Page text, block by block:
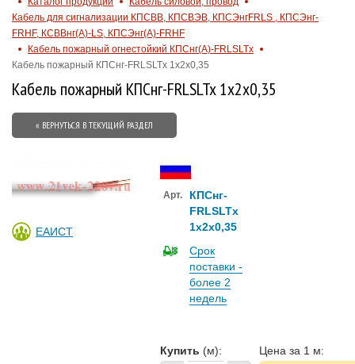
Кабель для сигнализации КПСВВ, КПСВЭВ, КПСЭнгFRLS , КПСЭнг-
FRHF, КСВВнг(А)-LS, КПСЭнг(А)-FRHF
Кабель пожарный огнестойкий КПСнг(A)-FRLSLTx
Кабель пожарный КПСнг-FRLSLTx 1х2х0,35
Кабель пожарный КПСнг-FRLSLTx 1х2х0,35
« ВЕРНУТЬСЯ В ТЕКУЩИЙ РАЗДЕЛ
ЕАИСТ
Арт.
КПСнг-
FRLSLTx
1х2х0,35
Срок
поставки -
более 2
недель
Купить (м): Цена за 1 м: